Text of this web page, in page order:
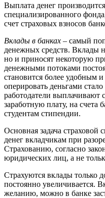
Выплата денег
специализированного
счет страховых взносов
Вклады в банках – самый
денежных средств. Вклады
но и приносят некоторую
денежными потоками
становится более удобным
оперировать деньгами
работодатели выплачивают
заработную плату, на счета
студентам стипендии.
Основная задача страховой
денег вкладчикам при
Страхованию, согласно
юридических лиц, а не
Страхуются вклады только
постоянно увеличивается.
желанию, можно в банке